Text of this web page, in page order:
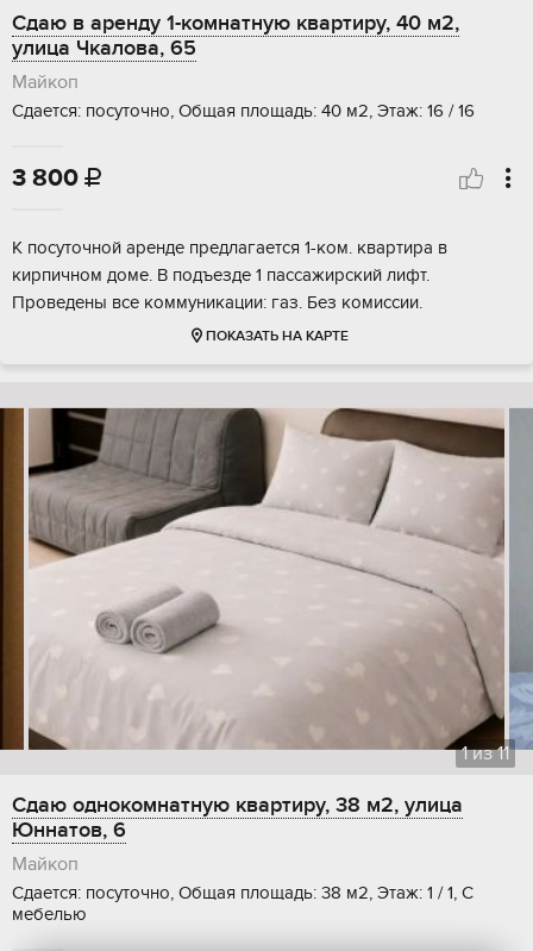
Сдаю в аренду 1-комнатную квартиру, 40 м2,
улица Чкалова, 65
Майкоп
Сдается: посуточно, Общая площадь: 40 м2, Этаж: 16 / 16
3 800 
К посуточной аренде предлагается 1-ком. квартира в
кирпичном доме. В подъезде 1 пассажирский лифт.
Проведены все коммуникации: газ. Без комиссии.
ПОКАЗАТЬ НА КАРТЕ
1из11
Сдаю однокомнатную квартиру, 38 м2, улица
Юннатов, 6
Майкоп
Сдается: посуточно, Общая площадь: 38 м2, Этаж: 1 / 1, С
мебелью